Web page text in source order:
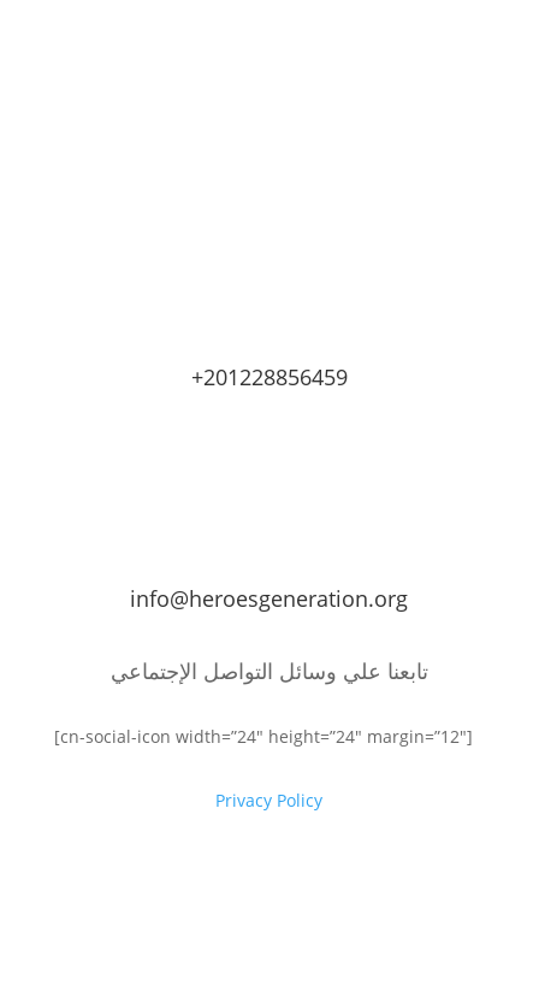
+201228856459
info@heroesgeneration.org
تابعنا علي وسائل التواصل الإجتماعي
[cn-social-icon width=”24″ height=”24″ margin=”12″]
Privacy Policy